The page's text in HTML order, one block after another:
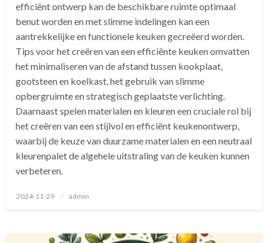
efficiënt ontwerp kan de beschikbare ruimte optimaal
benut worden en met slimme indelingen kan een
aantrekkelijke en functionele keuken gecreëerd worden.
Tips voor het creëren van een efficiënte keuken omvatten
het minimaliseren van de afstand tussen kookplaat,
gootsteen en koelkast, het gebruik van slimme
opbergruimte en strategisch geplaatste verlichting.
Daarnaast spelen materialen en kleuren een cruciale rol bij
het creëren van een stijlvol en efficiënt keukenontwerp,
waarbij de keuze van duurzame materialen en een neutraal
kleurenpalet de algehele uitstraling van de keuken kunnen
verbeteren.
Geplaatst
2024-11-29 admin